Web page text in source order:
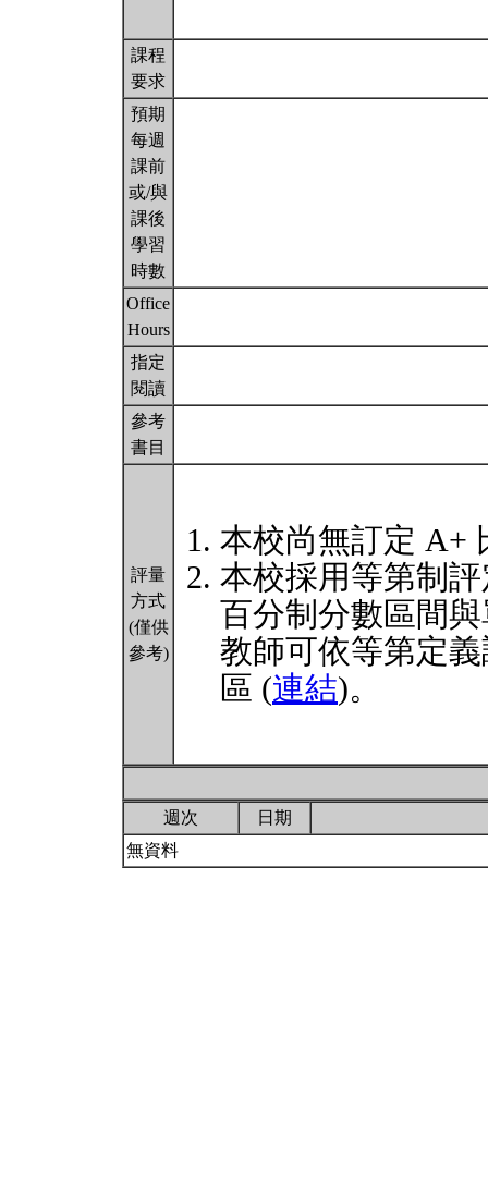
課程
要求
預期
每週
課前
或/與
課後
學習
時數
Office
Hours
指定
閱讀
參考
書目
評量
方式
(僅供
參考)
本校尚無訂定 A+
本校採用等第制
百分制分數區間
教師可依等第定
區 (連結)。
週次
日期
無資料